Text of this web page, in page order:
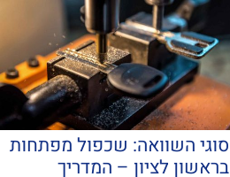
סוגי השוואה: שכפול מפתחות
בראשון לציון – המדריך